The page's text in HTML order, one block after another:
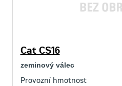
Cat CS16
zeminový válec
Provozní hmotnost